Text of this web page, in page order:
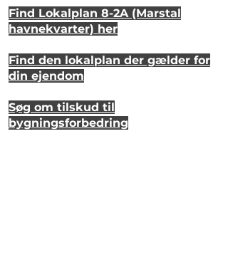
Find Lokalplan 8-2A (Marstal
havnekvarter) her
Find den lokalplan der gælder for
din ejendom
Søg om tilskud til
bygningsforbedring